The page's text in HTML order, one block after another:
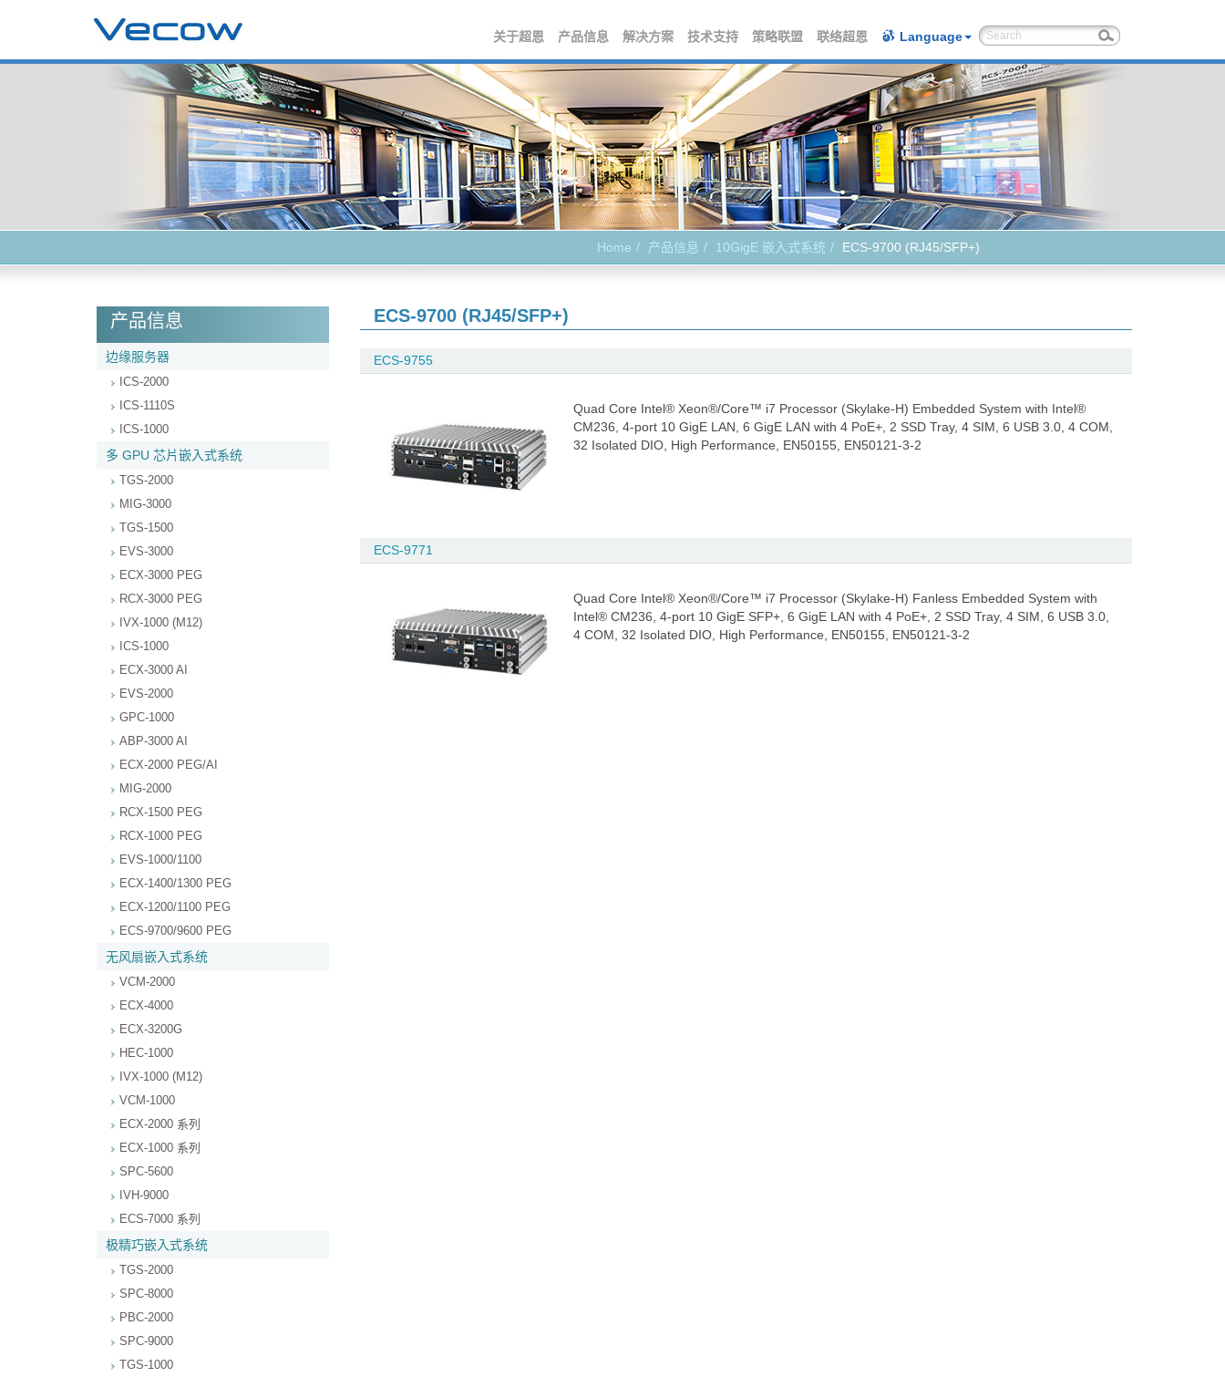
关于超恩 产品信息 解决方案 技术支持 策略联盟 联络超恩 Language
Home 产品信息 10GigE 嵌入式系统 ECS-9700 (RJ45/SFP+)
产品信息
边缘服务器
ICS-2000
ICS-1110S
ICS-1000
多 GPU 芯片嵌入式系统
TGS-2000
MIG-3000
TGS-1500
EVS-3000
ECX-3000 PEG
RCX-3000 PEG
IVX-1000 (M12)
ICS-1000
ECX-3000 AI
EVS-2000
GPC-1000
ABP-3000 AI
ECX-2000 PEG/AI
MIG-2000
RCX-1500 PEG
RCX-1000 PEG
EVS-1000/1100
ECX-1400/1300 PEG
ECX-1200/1100 PEG
ECS-9700/9600 PEG
无风扇嵌入式系统
VCM-2000
ECX-4000
ECX-3200G
HEC-1000
IVX-1000 (M12)
VCM-1000
ECX-2000 系列
ECX-1000 系列
SPC-5600
IVH-9000
ECS-7000 系列
极精巧嵌入式系统
TGS-2000
SPC-8000
PBC-2000
SPC-9000
TGS-1000
ECS-9700 (RJ45/SFP+)
ECS-9755
Quad Core Intel® Xeon®/Core™ i7 Processor (Skylake-H) Embedded System with Intel®
CM236, 4-port 10 GigE LAN, 6 GigE LAN with 4 PoE+, 2 SSD Tray, 4 SIM, 6 USB 3.0, 4 COM,
32 Isolated DIO, High Performance, EN50155, EN50121-3-2
ECS-9771
Quad Core Intel® Xeon®/Core™ i7 Processor (Skylake-H) Fanless Embedded System with
Intel® CM236, 4-port 10 GigE SFP+, 6 GigE LAN with 4 PoE+, 2 SSD Tray, 4 SIM, 6 USB 3.0,
4 COM, 32 Isolated DIO, High Performance, EN50155, EN50121-3-2